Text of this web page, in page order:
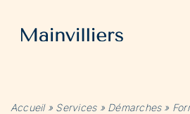
contenu
Accueil» Services» Démarches»